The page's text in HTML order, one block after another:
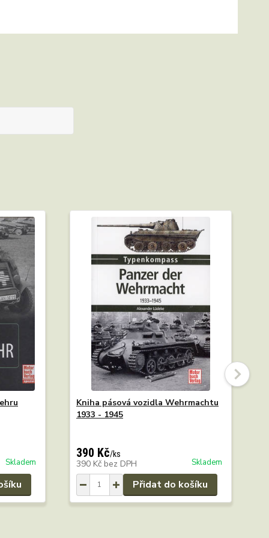
Skladem
Kniha pásová vozidla Wehrmachtu
1933 - 1945
390 Kč/ks
390 Kč bez DPH Skladem
Přidat do košíku